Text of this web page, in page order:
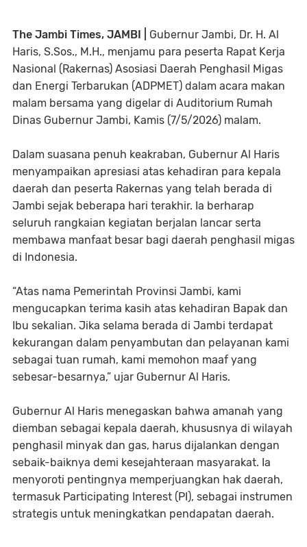
The Jambi Times, JAMBI |
Gubernur Jambi, Dr. H. Al
Haris, S.Sos., M.H., menjamu para peserta Rapat Kerja
Nasional (Rakernas) Asosiasi Daerah Penghasil Migas
dan Energi Terbarukan (ADPMET) dalam acara makan
malam bersama yang digelar di Auditorium Rumah
Dinas Gubernur Jambi, Kamis (7/5/2026) malam.
Dalam suasana penuh keakraban, Gubernur Al Haris
menyampaikan apresiasi atas kehadiran para kepala
daerah dan peserta Rakernas yang telah berada di
Jambi sejak beberapa hari terakhir. Ia berharap
seluruh rangkaian kegiatan berjalan lancar serta
membawa manfaat besar bagi daerah penghasil migas
di Indonesia.
“Atas nama Pemerintah Provinsi Jambi, kami
mengucapkan terima kasih atas kehadiran Bapak dan
Ibu sekalian. Jika selama berada di Jambi terdapat
kekurangan dalam penyambutan dan pelayanan kami
sebagai tuan rumah, kami memohon maaf yang
sebesar-besarnya,” ujar Gubernur Al Haris.
Gubernur Al Haris menegaskan bahwa amanah yang
diemban sebagai kepala daerah, khususnya di wilayah
penghasil minyak dan gas, harus dijalankan dengan
sebaik-baiknya demi kesejahteraan masyarakat. Ia
menyoroti pentingnya memperjuangkan hak daerah,
termasuk Participating Interest (PI), sebagai instrumen
strategis untuk meningkatkan pendapatan daerah.